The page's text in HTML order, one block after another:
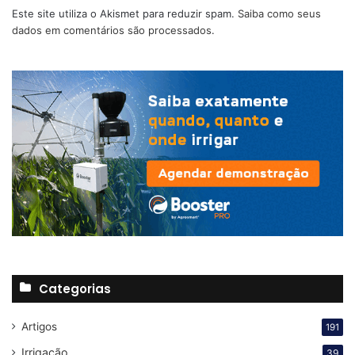
Foto: Fabrício Lanza. Embrapa
O monitoramento deve ser realizado desde o início do
ciclo da cultura, pois os sintomas se manifestam primeiro
nas folhas do terço inferior das plantas e, caso não seja
controlada, pode atingir as folhas superiores.
superiores a 60% nas produções
localizadas onde o ambiente seja
suscetíveis.
Este site utiliza o Akismet para reduzir spam. Saiba como seus
dados em comentários são processados.
Categorias
Artigos 191